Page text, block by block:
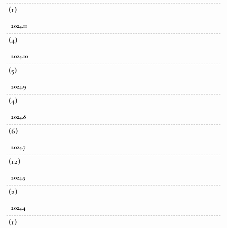
(1)
2024.11
(4)
2024.10
(5)
2024.9
(4)
2024.8
(6)
2024.7
(12)
2024.5
(2)
2024.4
(1)